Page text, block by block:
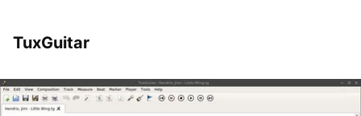
TuxGuitar